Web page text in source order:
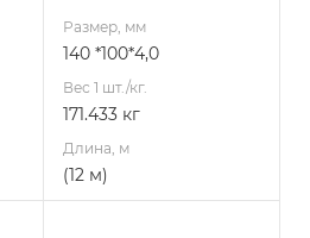
Размер, мм
140 *100*4,0
Вес 1 шт./кг.
171.433 кг
Длина, м
(12 м)